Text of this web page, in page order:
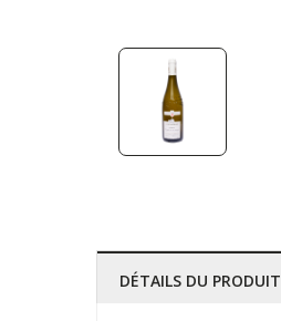
DÉTAILS DU PRODUIT